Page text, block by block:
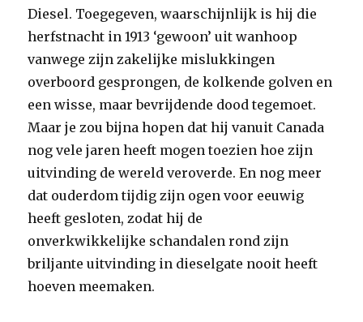
Diesel. Toegegeven, waarschijnlijk is hij die
herfstnacht in 1913 ‘gewoon’ uit wanhoop
vanwege zijn zakelijke mislukkingen
overboord gesprongen, de kolkende golven en
een wisse, maar bevrijdende dood tegemoet.
Maar je zou bijna hopen dat hij vanuit Canada
nog vele jaren heeft mogen toezien hoe zijn
uitvinding de wereld veroverde. En nog meer
dat ouderdom tijdig zijn ogen voor eeuwig
heeft gesloten, zodat hij de
onverkwikkelijke schandalen rond zijn
briljante uitvinding in dieselgate nooit heeft
hoeven meemaken.